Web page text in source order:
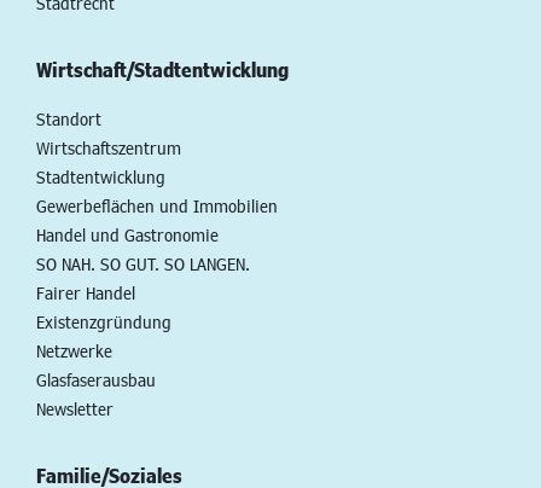
Wirtschaft/Stadtentwicklung
Standort
Wirtschaftszentrum
Stadtentwicklung
Gewerbeflächen und Immobilien
Handel und Gastronomie
SO NAH. SO GUT. SO LANGEN.
Fairer Handel
Existenzgründung
Netzwerke
Glasfaserausbau
Newsletter
Familie/Soziales